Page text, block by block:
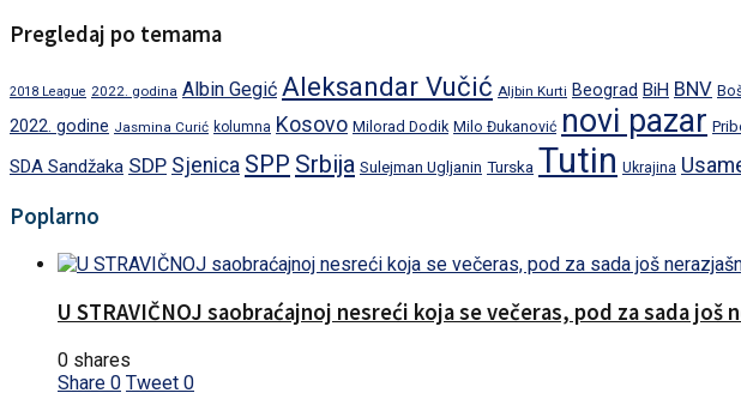
Pregledaj po temama
2018 League 2022. godina Albin Gegić Aleksandar Vučić Aljbin Kurti Beograd BiH BNV
2022. godine Jasmina Curić kolumna Kosovo Milorad Dodik Milo Đukanović novi pazar
SDA Sandžaka SDP Sjenica SPP Srbija Sulejman Ugljanin Turska Tutin Ukrajina
Poplarno
U STRAVIČNOJ saobraćajnoj nesreći koja se večeras, pod za sada
0 shares
Share 0 Tweet 0